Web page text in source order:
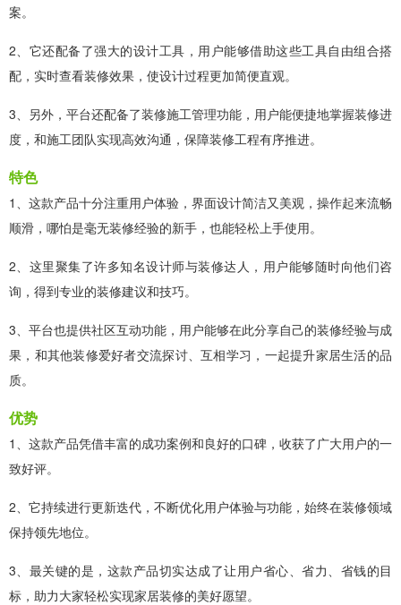
案。
2、它还配备了强大的设计工具，用户能够借助这些工具自由组合搭
配，实时查看装修效果，使设计过程更加简便直观。
3、另外，平台还配备了装修施工管理功能，用户能便捷地掌握装修进
度，和施工团队实现高效沟通，保障装修工程有序推进。
特色
1、这款产品十分注重用户体验，界面设计简洁又美观，操作起来流畅
顺滑，哪怕是毫无装修经验的新手，也能轻松上手使用。
2、这里聚集了许多知名设计师与装修达人，用户能够随时向他们咨
询，得到专业的装修建议和技巧。
3、平台也提供社区互动功能，用户能够在此分享自己的装修经验与成
果，和其他装修爱好者交流探讨、互相学习，一起提升家居生活的品
质。
优势
1、这款产品凭借丰富的成功案例和良好的口碑，收获了广大用户的一
致好评。
2、它持续进行更新迭代，不断优化用户体验与功能，始终在装修领域
保持领先地位。
3、最关键的是，这款产品切实达成了让用户省心、省力、省钱的目
标，助力大家轻松实现家居装修的美好愿望。